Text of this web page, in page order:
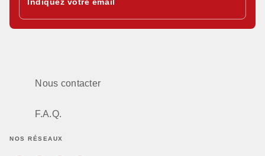
Nous contacter
F.A.Q.
NOS RÉSEAUX